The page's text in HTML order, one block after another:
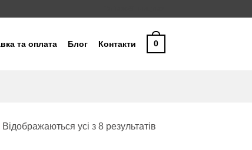
та оплата Блог Контакти 0
Відображаються усі з 8 результатів